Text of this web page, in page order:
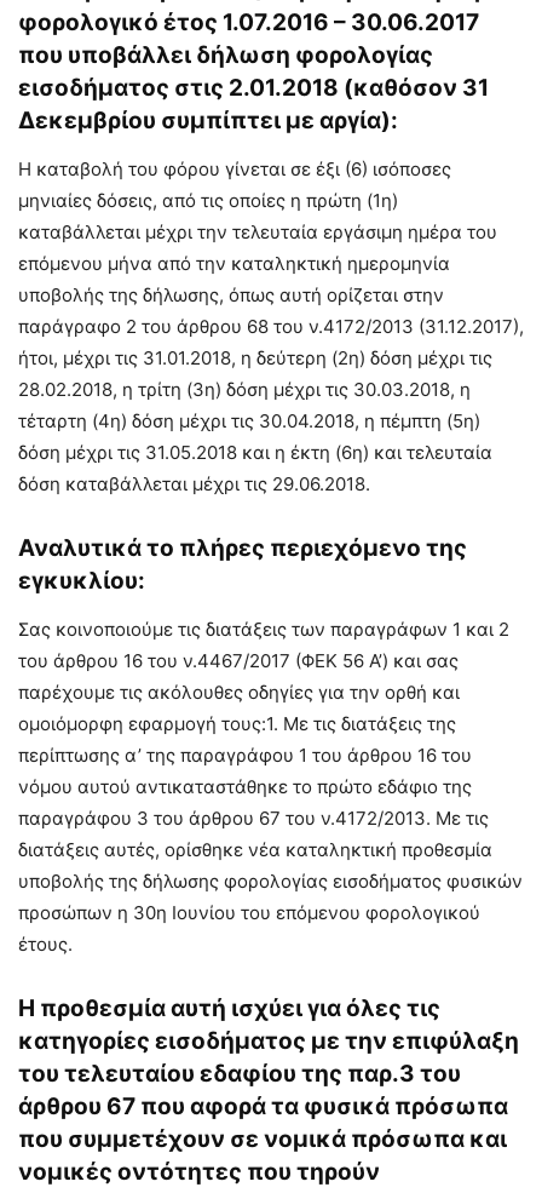
φορολογικό έτος 1.07.2016 – 30.06.2017
που υποβάλλει δήλωση φορολογίας
εισοδήματος στις 2.01.2018 (καθόσον 31
Δεκεμβρίου συμπίπτει με αργία):
Η καταβολή του φόρου γίνεται σε έξι (6) ισόποσες
μηνιαίες δόσεις, από τις οποίες η πρώτη (1η)
καταβάλλεται μέχρι την τελευταία εργάσιμη ημέρα του
επόμενου μήνα από την καταληκτική ημερομηνία
υποβολής της δήλωσης, όπως αυτή ορίζεται στην
παράγραφο 2 του άρθρου 68 του ν.4172/2013 (31.12.2017),
ήτοι, μέχρι τις 31.01.2018, η δεύτερη (2η) δόση μέχρι τις
28.02.2018, η τρίτη (3η) δόση μέχρι τις 30.03.2018, η
τέταρτη (4η) δόση μέχρι τις 30.04.2018, η πέμπτη (5η)
δόση μέχρι τις 31.05.2018 και η έκτη (6η) και τελευταία
δόση καταβάλλεται μέχρι τις 29.06.2018.
Αναλυτικά το πλήρες περιεχόμενο της
εγκυκλίου:
Σας κοινοποιούμε τις διατάξεις των παραγράφων 1 και 2
του άρθρου 16 του ν.4467/2017 (ΦΕΚ 56 Α’) και σας
παρέχουμε τις ακόλουθες οδηγίες για την ορθή και
ομοιόμορφη εφαρμογή τους:1. Με τις διατάξεις της
περίπτωσης α’ της παραγράφου 1 του άρθρου 16 του
νόμου αυτού αντικαταστάθηκε το πρώτο εδάφιο της
παραγράφου 3 του άρθρου 67 του ν.4172/2013. Με τις
διατάξεις αυτές, ορίσθηκε νέα καταληκτική προθεσμία
υποβολής της δήλωσης φορολογίας εισοδήματος φυσικών
προσώπων η 30η Ιουνίου του επόμενου φορολογικού
έτους.
Η προθεσμία αυτή ισχύει για όλες τις
κατηγορίες εισοδήματος με την επιφύλαξη
του τελευταίου εδαφίου της παρ.3 του
άρθρου 67 που αφορά τα φυσικά πρόσωπα
που συμμετέχουν σε νομικά πρόσωπα και
νομικές οντότητες που τηρούν